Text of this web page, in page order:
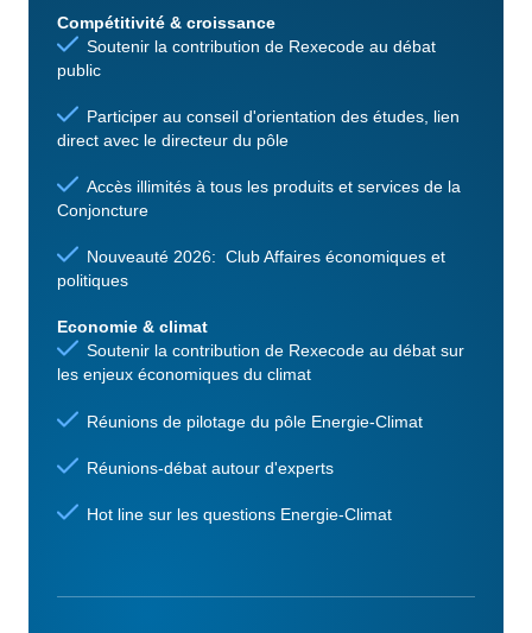
Compétitivité & croissance
Soutenir la contribution de Rexecode au débat
public
Participer au conseil d'orientation des études, lien
direct avec le directeur du pôle
Accès illimités à tous les produits et services de la
Conjoncture
Nouveauté 2026: Club Affaires économiques et
politiques
Economie & climat
Soutenir la contribution de Rexecode au débat sur
les enjeux économiques du climat
Réunions de pilotage du pôle Energie-Climat
Réunions-débat autour d'experts
Hot line sur les questions Energie-Climat